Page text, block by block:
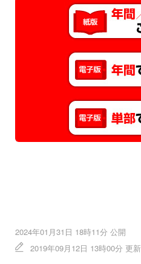
2024年01月31日 18時11分 公開
2019年09月12日 13時00分 更新